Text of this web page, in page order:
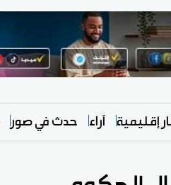
إقليمية آراء حدث في صور